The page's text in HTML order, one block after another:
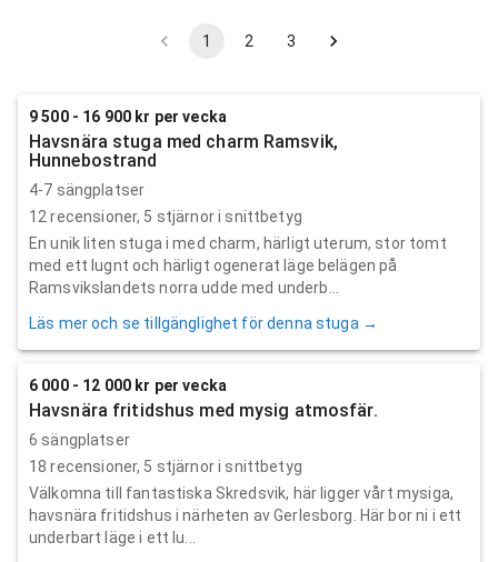
1 2 3
9 500 - 16 900 kr per vecka
Havsnära stuga med charm Ramsvik,
Hunnebostrand
4-7 sängplatser
12 recensioner, 5 stjärnor i snittbetyg
En unik liten stuga i med charm, härligt uterum, stor tomt
med ett lugnt och härligt ogenerat läge belägen på
Ramsvikslandets norra udde med underb...
Läs mer och se tillgänglighet för denna stuga →
6 000 - 12 000 kr per vecka
Havsnära fritidshus med mysig atmosfär.
6 sängplatser
18 recensioner, 5 stjärnor i snittbetyg
Välkomna till fantastiska Skredsvik, här ligger vårt mysiga,
havsnära fritidshus i närheten av Gerlesborg. Här bor ni i ett
underbart läge i ett lu...